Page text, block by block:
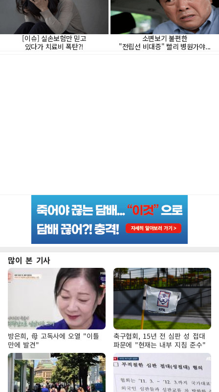
많이 본 기사
방은희, 母 고독사에 오열 "이틀
만에 발견"
축구협회, 15년 전 심판 성 접대
파문에 "현재는 내부 지침 준수"